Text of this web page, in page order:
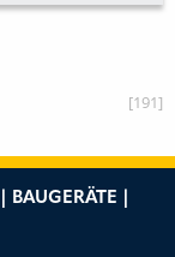
[191]
BAUGERÄTE |